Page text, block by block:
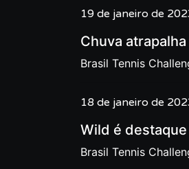
19 de janeiro de
Chuva
Brasil Tennis
18 de janeiro de
Wild é
Brasil Tennis